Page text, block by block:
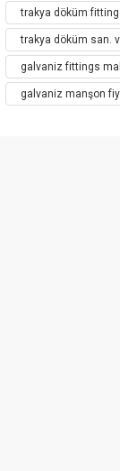
trakya döküm
trakya döküm san.
galvaniz fittings
galvaniz manşon